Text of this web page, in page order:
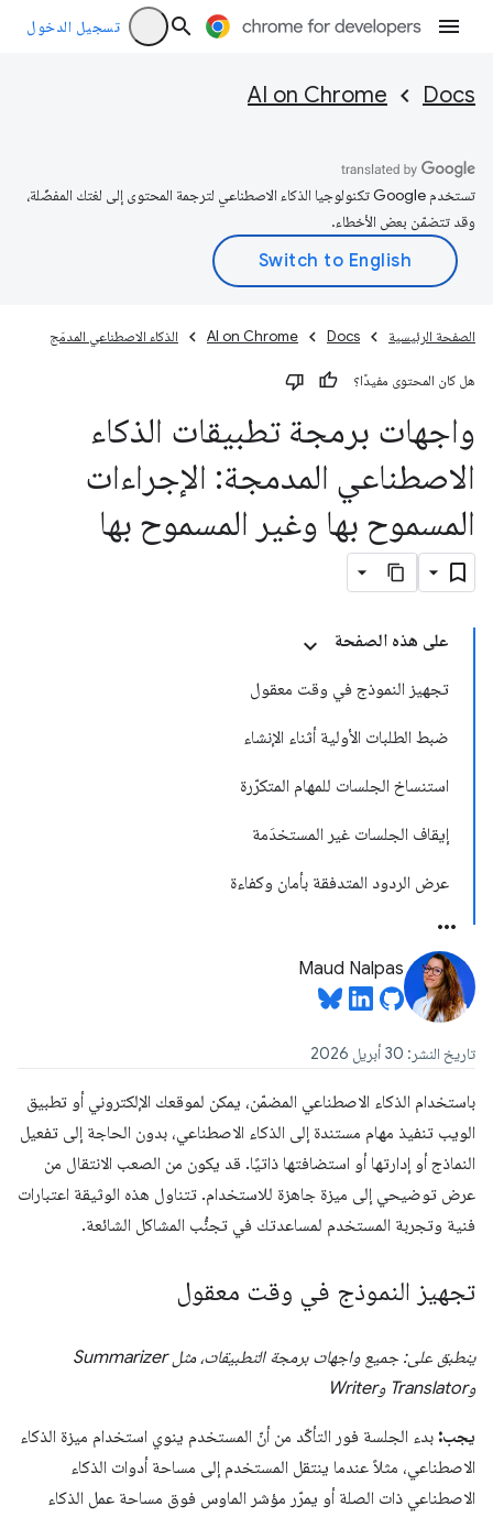
تسجيل الدخول
Docs
AI on Chrome
تستخدم Google تكنولوجيا الذكاء الاصطناعي لترجمة المحتوى إلى لغتك المفضّلة،
وقد تتضمّن بعض الأخطاء.
الصفحة الرئيسية Docs
AI on Chrome الذكاء الاصطناعي المدمَج
هل كان المحتوى مفيدًا؟
واجهات برمجة تطبيقات الذكاء
الاصطناعي المدمجة: الإجراءات
المسموح بها وغير المسموح بها
على هذه الصفحة
تجهيز النموذج في وقت معقول
ضبط الطلبات الأولية أثناء الإنشاء
استنساخ الجلسات للمهام المتكرّرة
إيقاف الجلسات غير المستخدَمة
عرض الردود المتدفقة بأمان وكفاءة
Maud Nalpas
تاريخ النشر: 30 أبريل 2026
باستخدام الذكاء الاصطناعي المضمّن، يمكن لموقعك الإلكتروني أو تطبيق
الويب تنفيذ مهام مستندة إلى الذكاء الاصطناعي، بدون الحاجة إلى تفعيل
النماذج أو إدارتها أو استضافتها ذاتيًا. قد يكون من الصعب الانتقال من
عرض توضيحي إلى ميزة جاهزة للاستخدام. تتناول هذه الوثيقة اعتبارات
فنية وتجربة المستخدم لمساعدتك في تجنُّب المشاكل الشائعة.
تجهيز النموذج في وقت معقول
ينطبق على: جميع واجهات برمجة التطبيقات، مثل Summarizer
وTranslator وWriter
يجب: بدء الجلسة فور التأكّد من أنّ المستخدم ينوي استخدام ميزة الذكاء
الاصطناعي، مثلاً عندما ينتقل المستخدم إلى مساحة أدوات الذكاء
الاصطناعي ذات الصلة أو يمرّر مؤشر الماوس فوق مساحة عمل الذكاء